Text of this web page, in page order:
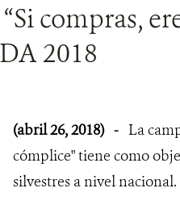
compras,
2018
(abril 26, 2018) - La
cómplice" tiene como
silvestres a nivel